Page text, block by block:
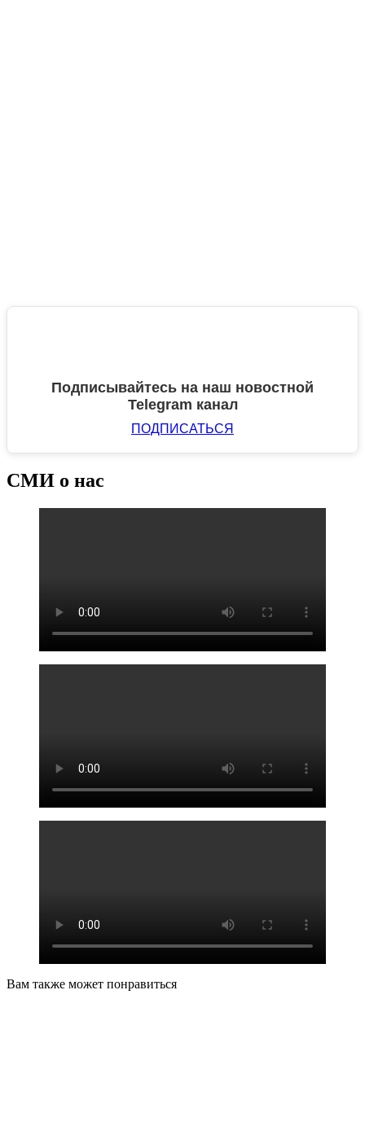
Подписывайтесь на наш новостной
Telegram канал
ПОДПИСАТЬСЯ
СМИ о нас
Вам также может понравиться